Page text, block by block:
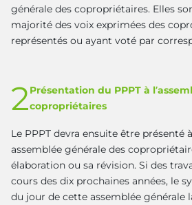
générale des copropriétaires. Elles
majorité des voix exprimées des
représentés ou ayant voté par
2Présentation du PPPT à
copropriétaires
Le PPPT devra ensuite être présenté
assemblée générale des
élaboration ou sa révision. Si des
cours des dix prochaines années, le
du jour de cette assemblée générale